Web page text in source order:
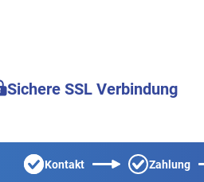
Sichere SSL Verbindung
Kontakt Zahlung